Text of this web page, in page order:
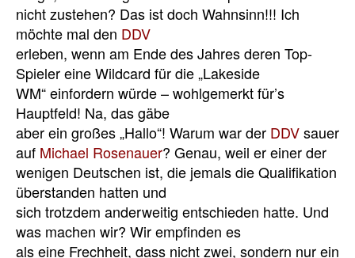
nicht zustehen? Das ist doch Wahnsinn!!! Ich
möchte mal den DDV
erleben, wenn am Ende des Jahres deren Top-
Spieler eine Wildcard für die „Lakeside
WM“ einfordern würde – wohlgemerkt für’s
Hauptfeld! Na, das gäbe
aber ein großes „Hallo“! Warum war der DDVsauer
auf Michael Rosenauer? Genau, weil er einer der
wenigen Deutschen ist, die jemals die Qualifikation
überstanden hatten und
sich trotzdem anderweitig entschieden hatte. Und
was machen wir? Wir empfinden es
als eine Frechheit, dass nicht zwei, sondern nur ein